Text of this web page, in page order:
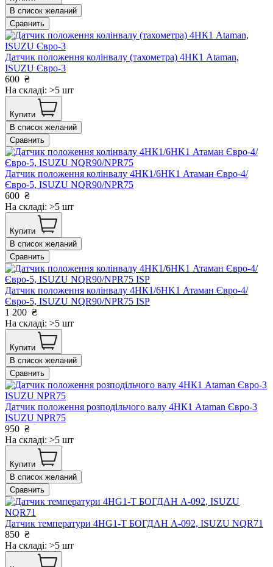
В список желаний
Сравнить
Датчик положення колінвалу (тахометра) 4НК1 Ataman,
ISUZU Євро-3
600 ₴
На складі: >5 шт
Купити
В список желаний
Сравнить
Датчик положення колінвалу 4НК1/6HK1 Атаман Євро-4/
Євро-5, ISUZU NQR90/NPR75
600 ₴
На складі: >5 шт
Купити
В список желаний
Сравнить
Датчик положення колінвалу 4НК1/6HK1 Атаман Євро-4/
Євро-5, ISUZU NQR90/NPR75 ISP
1 200 ₴
На складі: >5 шт
Купити
В список желаний
Сравнить
Датчик положення розподільчого валу 4НК1 Ataman Євро-3
ISUZU NPR75
950 ₴
На складі: >5 шт
Купити
В список желаний
Сравнить
Датчик температури 4HG1-T БОГДАН А-092, ISUZU NQR71
850 ₴
На складі: >5 шт